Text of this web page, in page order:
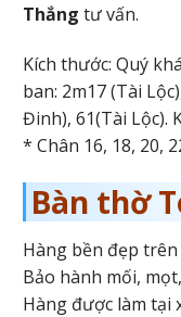
Thắng tư vấn.
Kích thước: Quý
ban: 2m17 (Tài
Đinh), 61(Tài Lộc).
* Chân 16, 18, 20,
Bàn thờ
Hàng bền đẹp trên
Bảo hành mối,
Hàng được làm tại